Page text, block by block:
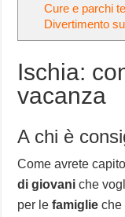
Cure e parchi
Divertimento
Ischia:
vacanza
A chi è
Come avrete
di giovani che
per lefamiglie che